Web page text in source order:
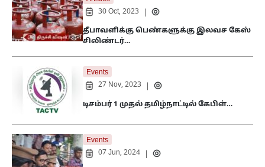
30 Oct, 2023
தீபாவளிக்கு பெண்களுக்கு இலவச கேஸ்
சிலிண்டர்…
Events
27 Nov, 2023
டிசம்பர் 1 முதல் தமிழ்நாட்டில் கேபிள்…
Events
07 Jun, 2024